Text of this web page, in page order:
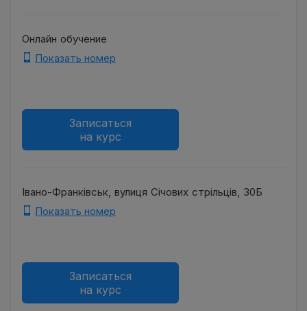
Онлайн обучение
Показать номер
Записаться
на курс
Івано-Франківськ, вулиця Січових стрільців, 30Б
Показать номер
Записаться
на курс